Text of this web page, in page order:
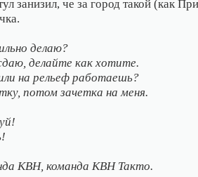
занизил, че за город такой (как
делаю?
делайте как хотите.
на рельеф работаешь?
потом зачетка на меня.
КВН, команда КВН Такто.